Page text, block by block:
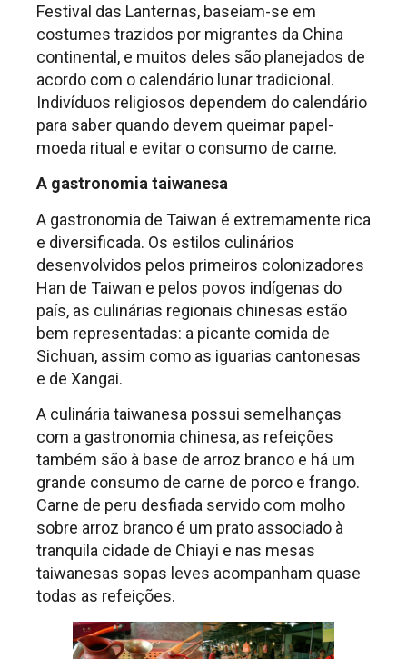
Festival das Lanternas, baseiam-se em
costumes trazidos por migrantes da China
continental, e muitos deles são planejados de
acordo com o calendário lunar tradicional.
Indivíduos religiosos dependem do calendário
para saber quando devem queimar papel-
moeda ritual e evitar o consumo de carne.
A gastronomia taiwanesa
A gastronomia de Taiwan é extremamente rica
e diversificada. Os estilos culinários
desenvolvidos pelos primeiros colonizadores
Han de Taiwan e pelos povos indígenas do
país, as culinárias regionais chinesas estão
bem representadas: a picante comida de
Sichuan, assim como as iguarias cantonesas
e de Xangai.
A culinária taiwanesa possui semelhanças
com a gastronomia chinesa, as refeições
também são à base de arroz branco e há um
grande consumo de carne de porco e frango.
Carne de peru desfiada servido com molho
sobre arroz branco é um prato associado à
tranquila cidade de Chiayi e nas mesas
taiwanesas sopas leves acompanham quase
todas as refeições.